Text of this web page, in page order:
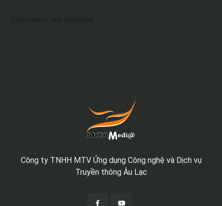
Công ty TNHH MTV Ứng dụng Công nghệ và Dịch vụ
Truyền thông Âu Lạc